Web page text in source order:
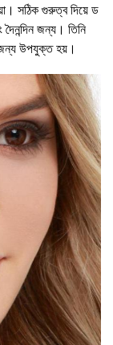
সঠিক গুরুত্ব দিয়ে ড
জন্য। তিনি
জন্য উপযুক্ত হয়।